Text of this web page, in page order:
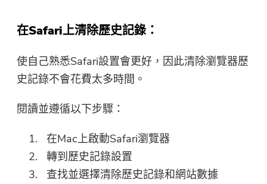
在Safari上清除歷史記錄：
使自己熟悉Safari設置會更好，因此清除瀏覽器歷
史記錄不會花費太多時間。
閱讀並遵循以下步驟：
在Mac上啟動Safari瀏覽器
轉到歷史記錄設置
查找並選擇清除歷史記錄和網站數據
優惠信息和新聞。
這個軟體只能在Mac上下載和使
用。你可以輸入你的電子郵件地
址來獲得下載鏈接和優惠券代
碼。如果你想購買，請點擊
請輸入有效的電子郵件地址
提交